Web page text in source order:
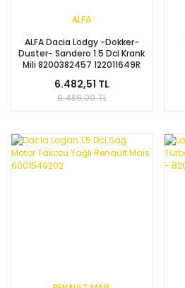
ALFA
ALFA Dacia Lodgy -Dokker-
Duster- Sandero 1.5 Dci Krank
Mili 8200382457 122011649R
6.482,51 TL
6.489,00 TL